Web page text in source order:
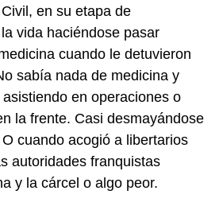
en su etapa de
vida haciéndose pasar
cuando le detuvieron
sabía nada de medicina y
en operaciones o
la frente. Casi desmayándose
O cuando acogió a libertarios
autoridades franquistas
y la cárcel o algo peor.